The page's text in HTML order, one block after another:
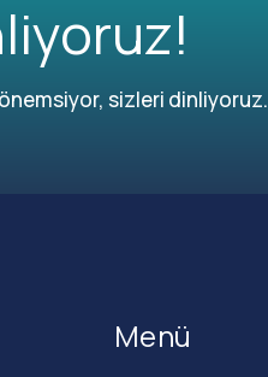
sizleri dinliyoruz.
Menü